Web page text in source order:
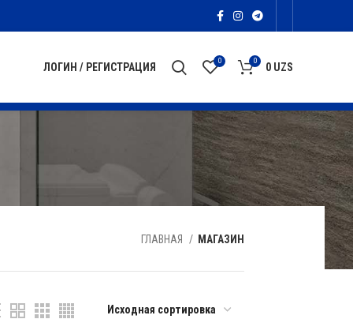
ЛОГИН / РЕГИСТРАЦИЯ 0 0 0 UZS
ГЛАВНАЯ МАГАЗИН